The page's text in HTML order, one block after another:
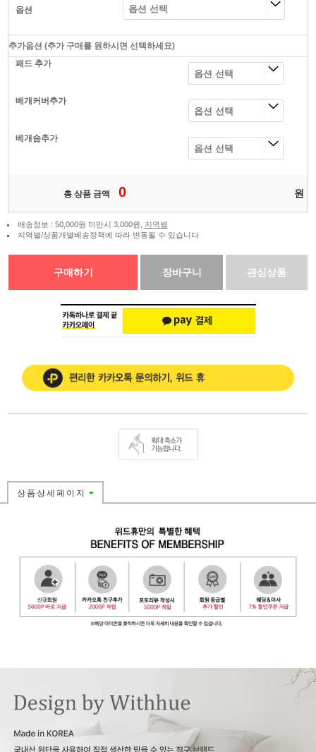
옵션
추가옵션 (추가 구매를 원하시면 선택하세요)
패드 추가
베개커버추가
베개솜추가
총 상품 금액 0 원
배송정보 : 50,000원 미만시 3,000원,
지역별
지역별/상품개별배송정책에 따라 변동될 수 있습니다
구매하기 장바구니 관심상품
상품상세페이지